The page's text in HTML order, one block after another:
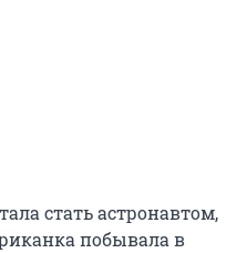
стать астронавтом,
побывала в